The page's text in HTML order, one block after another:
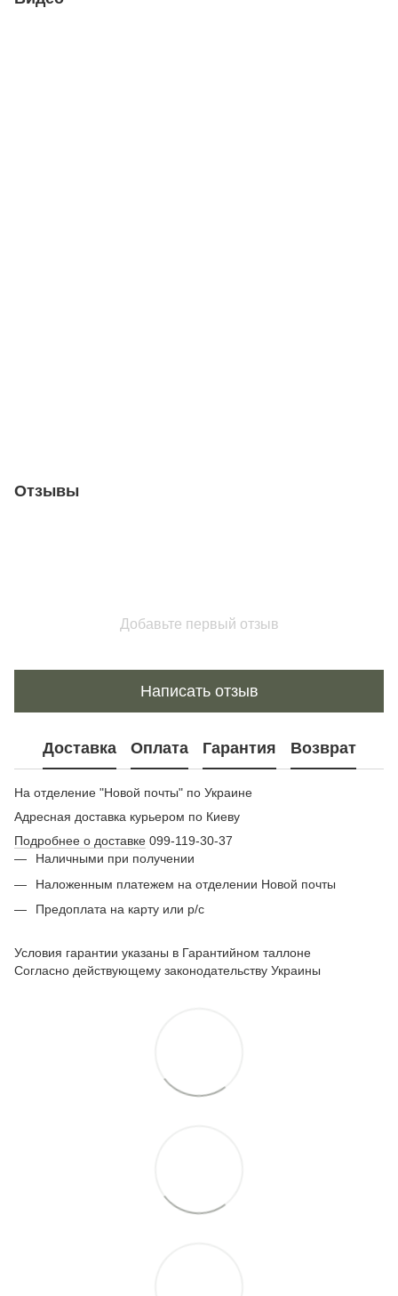
Отзывы
Добавьте первый отзыв
Написать отзыв
Доставка Оплата Гарантия Возврат
На отделение "Новой почты" по Украине
Адресная доставка курьером по Киеву
Подробнее о доставке 099-119-30-37
Наличными при получении
Наложенным платежем на отделении Новой почты
Предоплата на карту или р/с
Условия гарантии указаны в Гарантийном таллоне
Согласно действующему законодательству Украины